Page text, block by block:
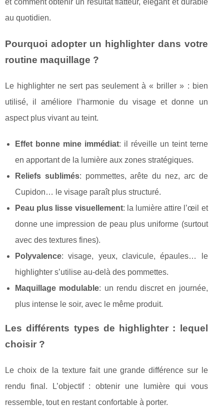
et comment obtenir un résultat flatteur, élégant et durable
au quotidien.
Pourquoi adopter un highlighter dans votre
routine maquillage ?
Le highlighter ne sert pas seulement à « briller » : bien
utilisé, il améliore l’harmonie du visage et donne un
aspect plus vivant au teint.
Effet bonne mine immédiat: il réveille un teint terne
en apportant de la lumière aux zones stratégiques.
Reliefs sublimés: pommettes, arête du nez, arc de
Cupidon… le visage paraît plus structuré.
Peau plus lisse visuellement: la lumière attire l’œil et
donne une impression de peau plus uniforme (surtout
avec des textures fines).
Polyvalence: visage, yeux, clavicule, épaules… le
highlighter s’utilise au-delà des pommettes.
Maquillage modulable: un rendu discret en journée,
plus intense le soir, avec le même produit.
Les différents types de highlighter : lequel
choisir ?
Le choix de la texture fait une grande différence sur le
rendu final. L’objectif : obtenir une lumière qui vous
ressemble, tout en restant confortable à porter.